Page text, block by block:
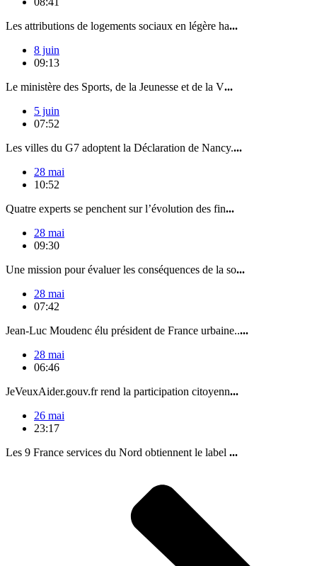
Les attributions de logements sociaux en légère ha...
8 juin
09:13
Le ministère des Sports, de la Jeunesse et de la V...
5 juin
07:52
Les villes du G7 adoptent la Déclaration de Nancy....
28 mai
10:52
Quatre experts se penchent sur l’évolution des fin...
28 mai
09:30
Une mission pour évaluer les conséquences de la so...
28 mai
07:42
Jean-Luc Moudenc élu président de France urbaine.....
28 mai
06:46
JeVeuxAider.gouv.fr rend la participation citoyenn...
26 mai
23:17
Les 9 France services du Nord obtiennent le label ...